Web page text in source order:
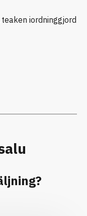
iordninggjord